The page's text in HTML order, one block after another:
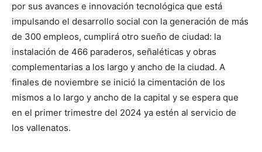
por sus avances e innovación tecnológica que está
impulsando el desarrollo social con la generación de más
de 300 empleos, cumplirá otro sueño de ciudad: la
instalación de 466 paraderos, señaléticas y obras
complementarias a los largo y ancho de la ciudad. A
finales de noviembre se inició la cimentación de los
mismos a lo largo y ancho de la capital y se espera que
en el primer trimestre del 2024 ya estén al servicio de
los vallenatos.